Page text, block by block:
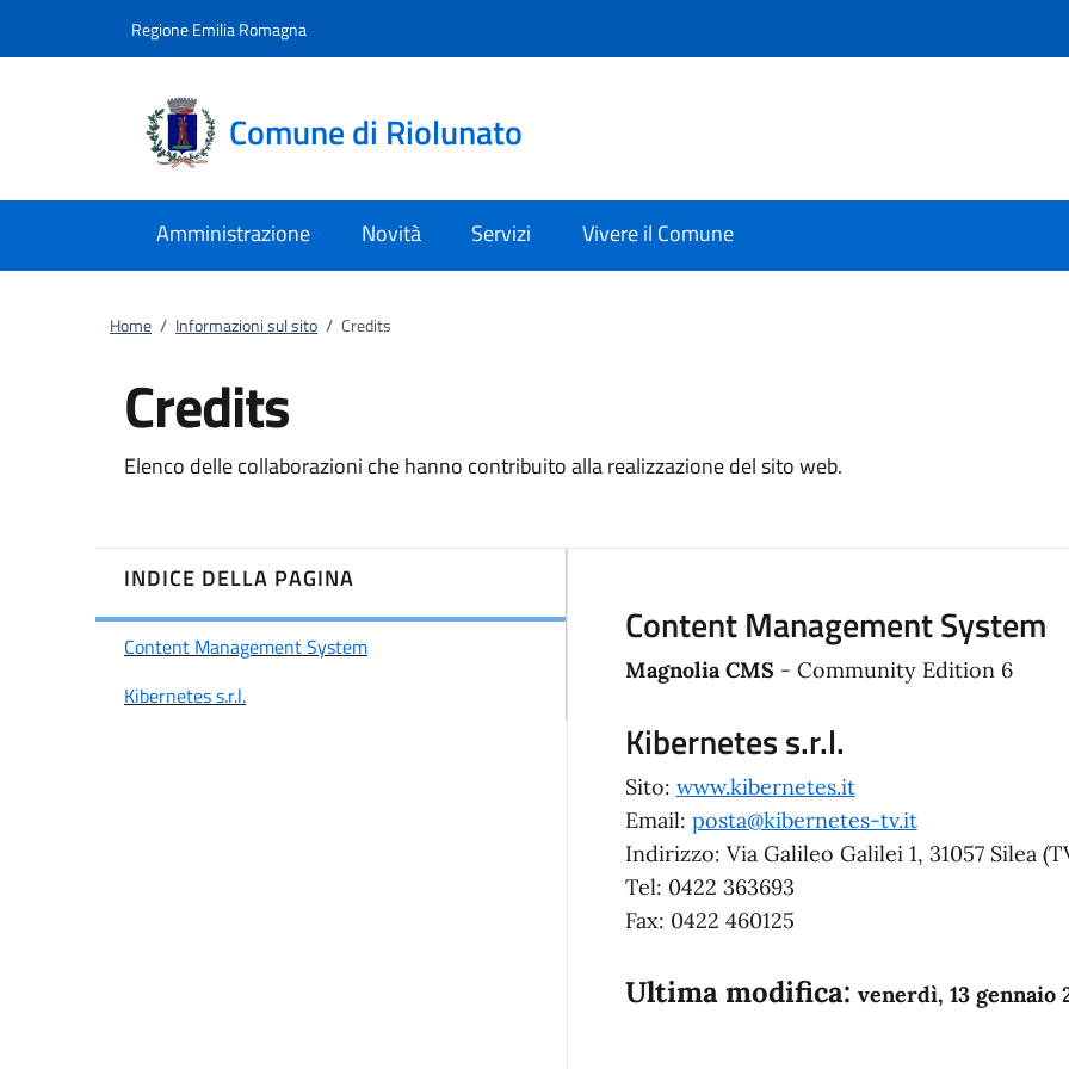
Regione Emilia Romagna
Comune di Riolunato
Amministrazione Novità Servizi Vivere il Comune
Home / Informazioni sul sito / Credits
Credits
Elenco delle collaborazioni che hanno contribuito alla realizzazione del sito web.
INDICE DELLA PAGINA
Content Management System
Kibernetes s.r.l.
Content Management System
Magnolia CMS- Community Edition 6
Kibernetes s.r.l.
Sito: www.kibernetes.it
Email: posta@kibernetes-tv.it
Indirizzo: Via Galileo Galilei 1, 31057 Silea
Tel: 0422 363693
Fax: 0422 460125
Ultima modifica: venerdì, 13 gennaio